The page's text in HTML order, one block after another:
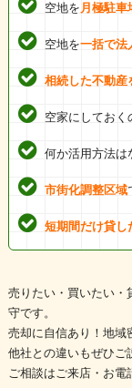
空地を 月極駐車
空地を一括で法
相続した不動産
空家にしておく
何か活用方法は
市街化調整区域
短期間だけ貸し
売りたい・買いたい・
守です。
売却に自信あり！地域
他社との違いもぜひご
ご相談はご来店・お電